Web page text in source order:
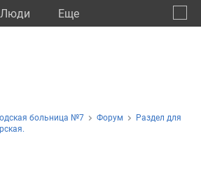
Люди Eще
больница №7 Форум
Раздел для